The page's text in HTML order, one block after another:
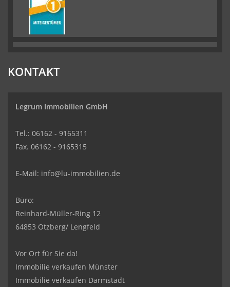
KONTAKT
Legrum Immobilien GmbH
Tel.: 06162 - 9165311
Fax. 06162 - 9165315
E-Mail: info@lu-immobilien.de
Büro:
Reinhard-Müller-Ring 12
64853 Otzberg/ Lengfeld
Vor Ort für Sie da!
Immobilie verkaufen Münster
Immobilie verkaufen Darmstadt